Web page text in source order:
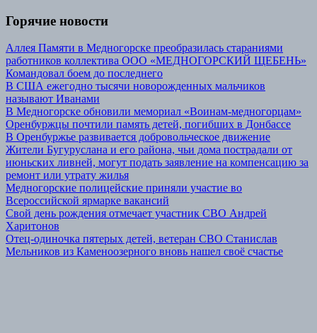
Горячие новости
Аллея Памяти в Медногорске преобразилась стараниями
работников коллектива ООО «МЕДНОГОРСКИЙ ЩЕБЕНЬ»
Командовал боем до последнего
В США ежегодно тысячи новорожденных мальчиков
называют Иванами
В Медногорске обновили мемориал «Воинам-медногорцам»
Оренбуржцы почтили память детей, погибших в Донбассе
В Оренбуржье развивается добровольческое движение
Жители Бугуруслана и его района, чьи дома пострадали от
июньских ливней, могут подать заявление на компенсацию за
ремонт или утрату жилья
Медногорские полицейские приняли участие во
Всероссийской ярмарке вакансий
Свой день рождения отмечает участник СВО Андрей
Харитонов
Отец-одиночка пятерых детей, ветеран СВО Станислав
Мельников из Каменоозерного вновь нашел своё счастье